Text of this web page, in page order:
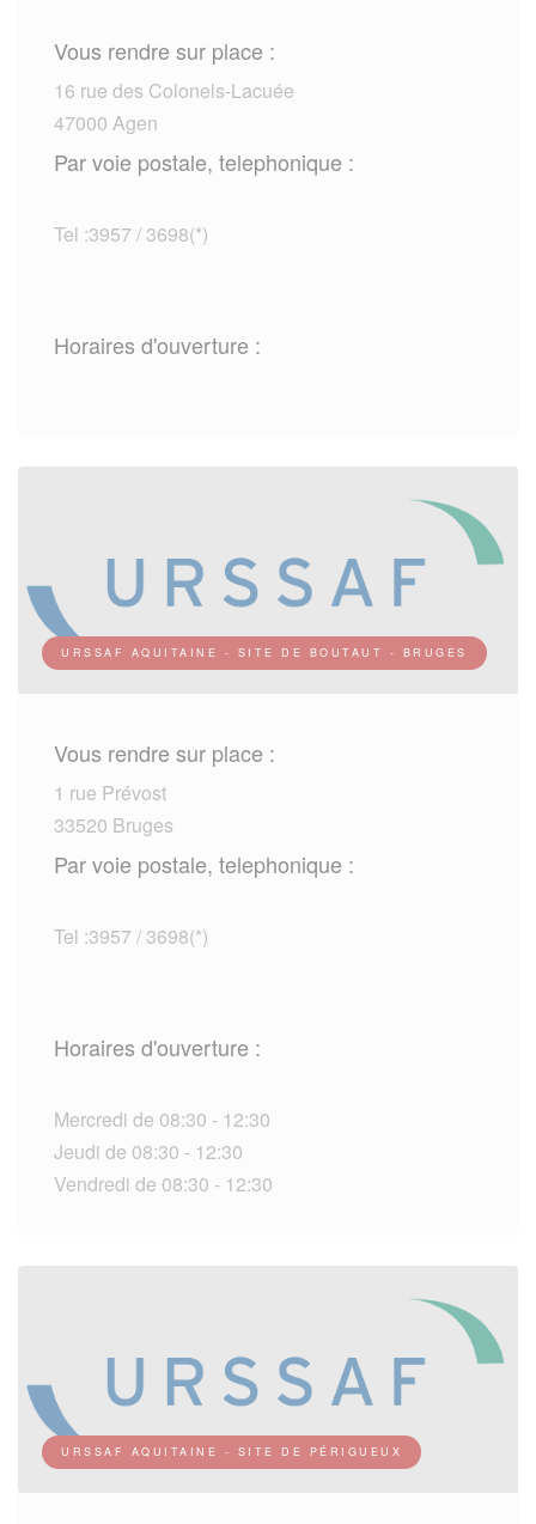
Vous rendre sur place :
16 rue des Colonels-Lacuée
47000 Agen
Par voie postale, telephonique :
Tel :3957 / 3698(*)
Horaires d'ouverture :
URSSAF AQUITAINE - SITE DE BOUTAUT - BRUGES
Vous rendre sur place :
1 rue Prévost
33520 Bruges
Par voie postale, telephonique :
Tel :3957 / 3698(*)
Horaires d'ouverture :
Mercredi de 08:30 - 12:30
Jeudi de 08:30 - 12:30
Vendredi de 08:30 - 12:30
URSSAF AQUITAINE - SITE DE PÉRIGUEUX